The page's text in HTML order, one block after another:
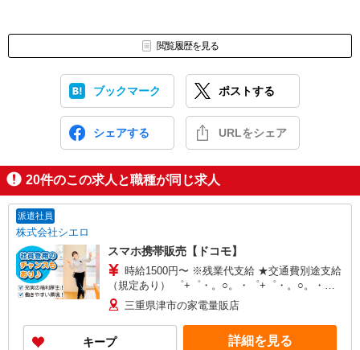
閲覧履歴を見る
ブックマーク ポストする
シェアする URLをシェア
20件のこの求人と職種が同じ求人
派遣社員
株式会社シエロ
スマホ携帯販売【ドコモ】
時給1500円〜 ※残業代支給 ★交通費別途支給
（規定あり） ゜+゜・。○。・゜+゜・。○。・゜
+゜ 入社祝い金10万円支給(規定有) お友達を紹介
頂くと, インセンティブ支給(規定有) ★月2回払
い・週払い可能（規程有）★ ゜・。○。・゜
+゜・。○。・゜+゜
三重県津市の家電量販店
キープ 詳細を見る